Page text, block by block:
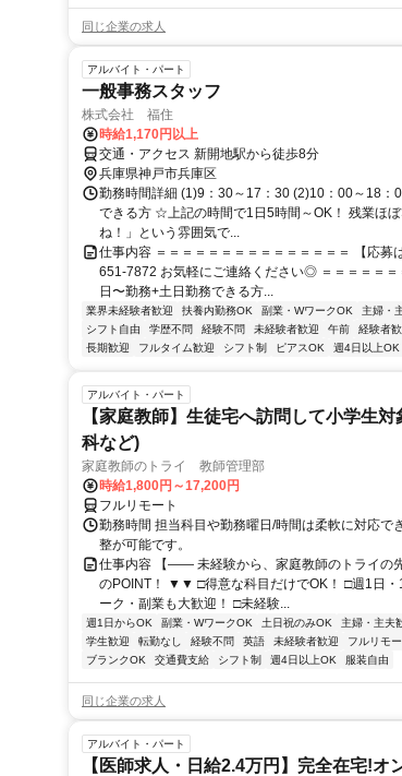
同じ企業の求人
アルバイト・パート
一般事務スタッフ
株式会社 福住
時給1,170円以上
交通・アクセス 新開地駅から徒歩8分
兵庫県神戸市兵庫区
勤務時間詳細 (1)9：30～17：30 (2)10：00～18
できる方 ☆上記の時間で1日5時間～OK！ 残業ほ
ね！」という雰囲気で...
仕事内容 ＝＝＝＝＝＝＝＝＝＝＝＝＝＝＝ 【応募
651-7872 お気軽にご連絡ください◎ ＝＝＝＝＝＝
日〜勤務+土日勤務できる方...
業界未経験者歓迎 扶養内勤務OK 副業・WワークOK 主婦・
シフト自由
学歴不問 経験不問 未経験者歓迎 午前 経験者
長期歓迎
フルタイム歓迎 シフト制 ピアスOK 週4日以上OK
アルバイト・パート
【家庭教師】生徒宅へ訪問して小学生
科など)
家庭教師のトライ 教師管理部
時給1,800円～17,200円
フルリモート
勤務時間 担当科目や勤務曜日/時間は柔軟に対応で
整が可能です。
仕事内容 【―― 未経験から、家庭教師のトライ
のPOINT！ ▼▼ □得意な科目だけでOK！ □週1日・
ーク・副業も大歓迎！ □未経験...
週1日からOK 副業・WワークOK 土日祝のみOK 主婦・主夫
学生歓迎
転勤なし 経験不問 英語 未経験者歓迎 フルリモー
ブランクOK
交通費支給 シフト制 週4日以上OK 服装自由
同じ企業の求人
アルバイト・パート
【医師求人・日給2.4万円】完全在宅!